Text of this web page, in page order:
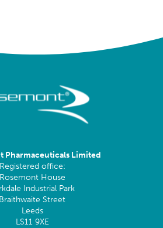
Pharmaceuticals Limited
Registered office:
Rosemont House
Industrial Park
Braithwaite Street
Leeds
LS11 9XE